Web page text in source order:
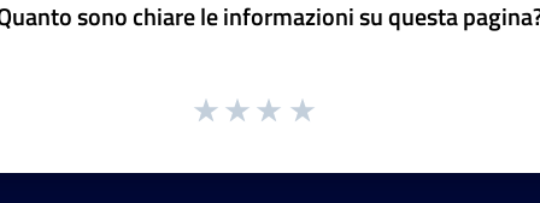
sono chiare le informazioni su questa